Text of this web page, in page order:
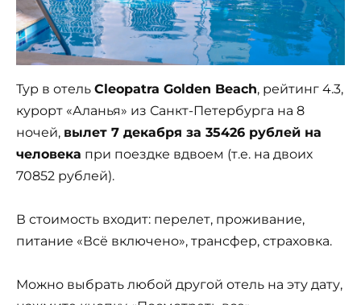
Тур в отель Cleopatra Golden Beach, рейтинг 4.3,
курорт «Аланья» из Санкт-Петербурга на 8
ночей, вылет 7 декабря за 35426 рублей на
человека при поездке вдвоем (т.е. на двоих
70852 рублей).
В стоимость входит: перелет, проживание,
питание «Всё включено», трансфер, страховка.
Можно выбрать любой другой отель на эту дату,